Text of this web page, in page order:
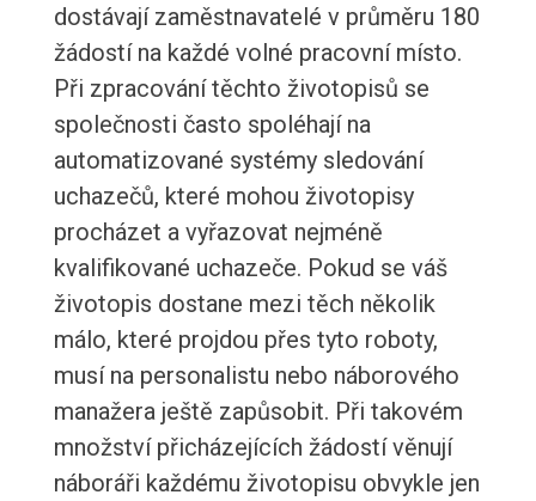
dostávají zaměstnavatelé v průměru 180
žádostí na každé volné pracovní místo.
Při zpracování těchto životopisů se
společnosti často spoléhají na
automatizované systémy sledování
uchazečů, které mohou životopisy
procházet a vyřazovat nejméně
kvalifikované uchazeče. Pokud se váš
životopis dostane mezi těch několik
málo, které projdou přes tyto roboty,
musí na personalistu nebo náborového
manažera ještě zapůsobit. Při takovém
množství přicházejících žádostí věnují
náboráři každému životopisu obvykle jen